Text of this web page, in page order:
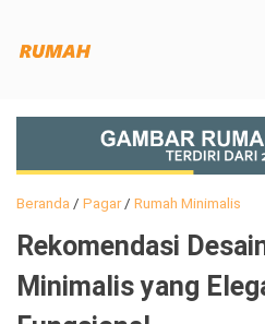
Beranda/ Pagar/ Rumah Minimalis
Rekomendasi
Minimalis yang